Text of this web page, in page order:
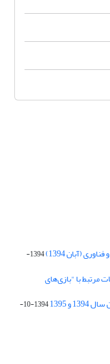
(آبان 1394)
1394-
دریافت مقالات مرتبط با "بازی‌های
و 1395
1394-10-